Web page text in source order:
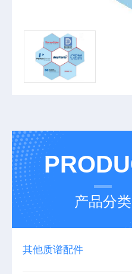
产品分类
其他质谱配件